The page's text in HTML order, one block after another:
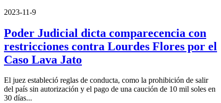
2023-11-9
Poder Judicial dicta comparecencia con
restricciones contra Lourdes Flores por el
Caso Lava Jato
El juez estableció reglas de conducta, como la prohibición de salir
del país sin autorización y el pago de una caución de 10 mil soles en
30 días...